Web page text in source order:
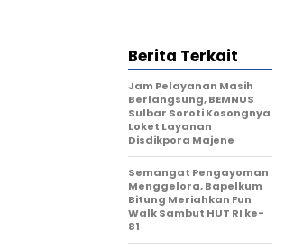
Berita Terkait
Jam Pelayanan Masih
Berlangsung, BEMNUS
Sulbar Soroti Kosongnya
Loket Layanan
Disdikpora Majene
Semangat Pengayoman
Menggelora, Bapelkum
Bitung Meriahkan Fun
Walk Sambut HUT RI ke-
81